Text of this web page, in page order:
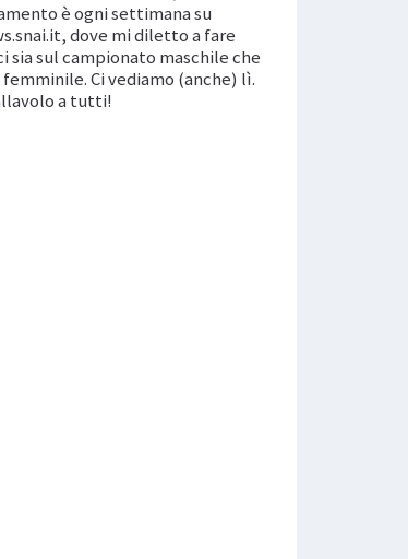
è ogni settimana su
dove mi diletto a fare
sia sul campionato maschile che
Ci vediamo (anche) lì.
a tutti!